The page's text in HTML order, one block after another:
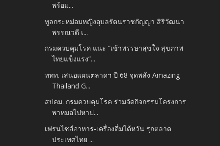
พร้อม...
ทูลกระหม่อมหญิงอุบลรัตนราชกัญญา สิริวัฒนา
พรรณวดี เ...
กรมควบคุมโรค แนะ “เข้าพรรษาสุขใจ สุขภาพ
ไทยแข็งแรง”...
ททท. เสนอแผนตลาดฯ ปี 68 จุดพลัง Amazing
Thailand G...
สปคม. กรมควบคุมโรค ร่วมจัดกิจกรรมโครงการ
พาหมอไปหาป...
เฟรนไซส์อาหาร-เครื่องดื่มไต้หวัน รุกตลาด
ประเทศไทย ...